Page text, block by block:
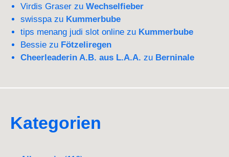
Virdis Graser zu Wechselfieber
swisspazu Kummerbube
tips menang judi slot online zu Kummerbube
Bessie zu Fötzeliregen
Cheerleaderin A.B. aus L.A.A. zu Berninale
Kategorien